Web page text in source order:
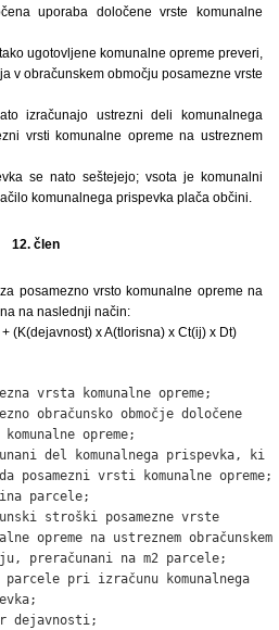
uporaba določene vrste komunalne
ugotovljene komunalne opreme preveri,
v obračunskem območju posamezne vrste
izračunajo ustrezni deli komunalnega
vrsti komunalne opreme na ustreznem
se nato seštejejo; vsota je komunalni
komunalnega prispevka plača občini.
12. člen
posamezno vrsto komunalne opreme na
na naslednji način:
(K(dejavnost) x A(tlorisna) x Ct(ij) x Dt)
vrsta komunalne opreme;
območje določene
komunalne opreme;
del komunalnega prispevka, ki
posamezni vrsti komunalne opreme;
parcele;
stroški posamezne vrste
opreme na ustreznem obračunskem
preračunani na m2 parcele;
pri izračunu komunalnega
dejavnosti;